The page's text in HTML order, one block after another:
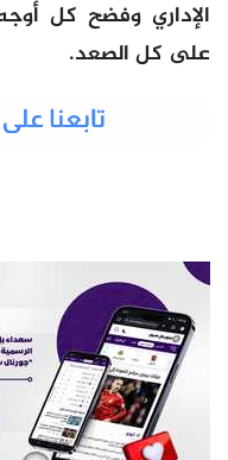
الإداري وفضح كل
على كل الصعد.